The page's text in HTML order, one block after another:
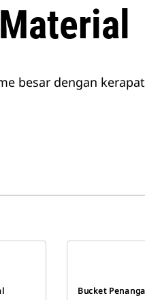
besar dengan
Bucket